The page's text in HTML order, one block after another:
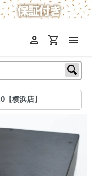
menu
shopping_cart
person
【横浜店】